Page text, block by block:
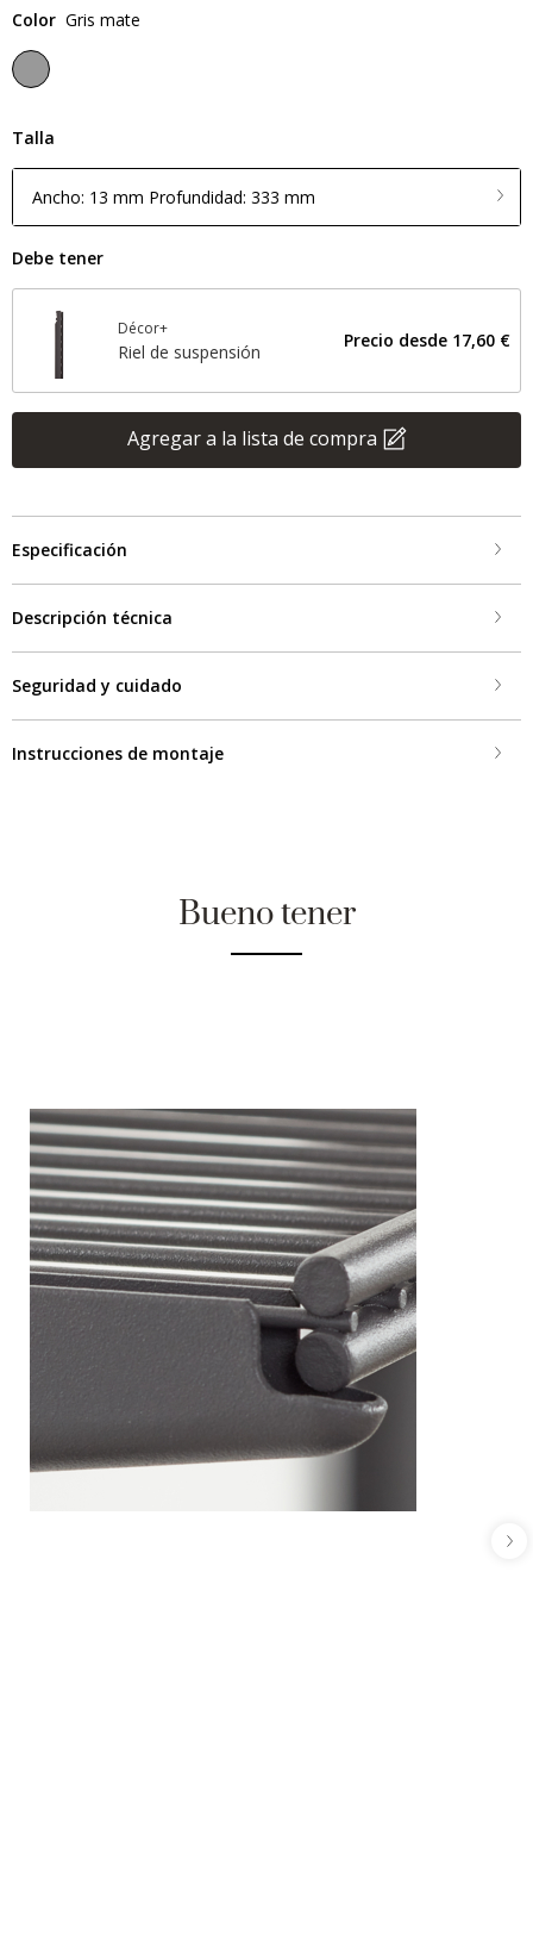
Color Gris mate
Talla
Ancho: 13 mm Profundidad: 333 mm
Debe tener
Décor+
Riel de suspensión
Precio desde 17,60 €
Agregar a la lista de compra
Especificación
Descripción técnica
Seguridad y cuidado
Instrucciones de montaje
Bueno tener